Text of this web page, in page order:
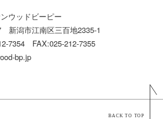
ウッドビーピー
新潟市江南区三百地2335-1
7354 FAX:025-212-7355
bp.jp